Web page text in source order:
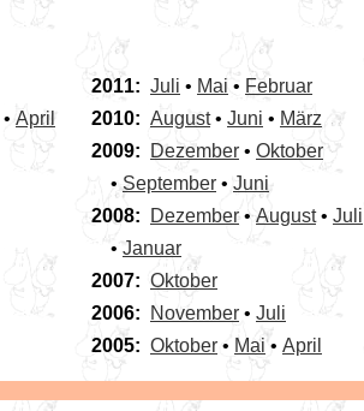
• April
2011: Juli • Mai • Februar
2010: August• Juni • März
2009:
Dezember • Oktober
• September • Juni
2008:
Dezember•August• Juli
• Januar
2007: Oktober
2006:
November • Juli
2005: Oktober • Mai• April